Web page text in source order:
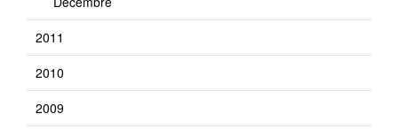
2011
2010
2009